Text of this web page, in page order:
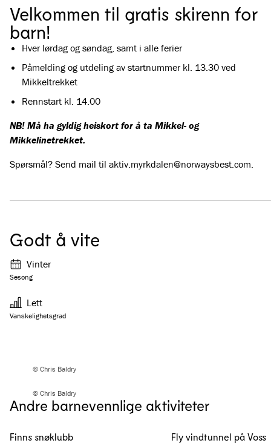
Velkommen til gratis skirenn for
barn!
Hver lørdag og søndag, samt i alle ferier
Påmelding og utdeling av startnummer kl. 13.30 ved
Mikkeltrekket
Rennstart kl. 14.00
NB! Må ha gyldig heiskort for å ta Mikkel- og
Mikkelinetrekket.
Spørsmål? Send mail til aktiv.myrkdalen@norwaysbest.com.
Godt å vite
Sesong
Vinter
Vanskelighetsgrad
Lett
© Chris Baldry
© Chris Baldry
Andre barnevennlige aktiviteter
Finns snøklubb Fly vindtunnel på Voss